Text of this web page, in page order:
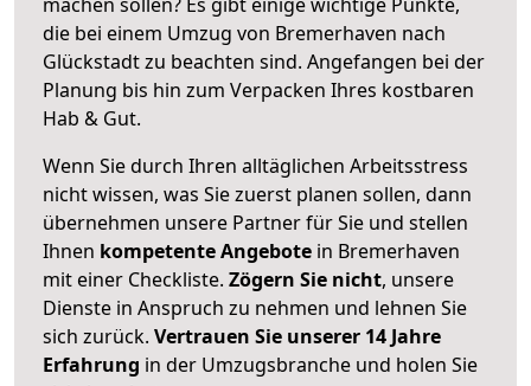
die bei einem Umzug von Bremerhaven nach
Glückstadt zu beachten sind. Angefangen bei der
Planung bis hin zum Verpacken Ihres kostbaren
Hab & Gut.
Wenn Sie durch Ihren alltäglichen Arbeitsstress
nicht wissen, was Sie zuerst planen sollen, dann
übernehmen unsere Partner für Sie und stellen
Ihnen kompetente Angebote in Bremerhaven
mit einer Checkliste. Zögern Sie nicht, unsere
Dienste in Anspruch zu nehmen und lehnen Sie
sich zurück. Vertrauen Sie unserer 14 Jahre
Erfahrung in der Umzugsbranche und holen Sie